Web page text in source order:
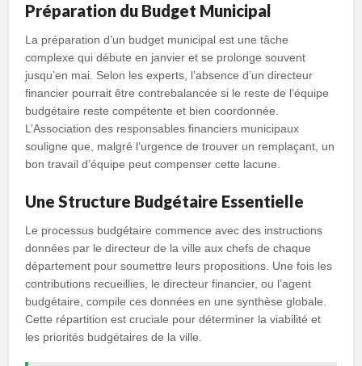
Préparation du Budget Municipal
La préparation d’un budget municipal est une tâche
complexe qui débute en janvier et se prolonge souvent
jusqu’en mai. Selon les experts, l’absence d’un directeur
financier pourrait être contrebalancée si le reste de l’équipe
budgétaire reste compétente et bien coordonnée.
L’Association des responsables financiers municipaux
souligne que, malgré l’urgence de trouver un remplaçant, un
bon travail d’équipe peut compenser cette lacune.
Une Structure Budgétaire Essentielle
Le processus budgétaire commence avec des instructions
données par le directeur de la ville aux chefs de chaque
département pour soumettre leurs propositions. Une fois les
contributions recueillies, le directeur financier, ou l’agent
budgétaire, compile ces données en une synthèse globale.
Cette répartition est cruciale pour déterminer la viabilité et
les priorités budgétaires de la ville.